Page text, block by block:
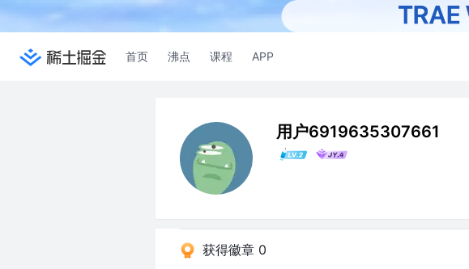
首页 沸点 课程 APP
用户6919635307661
获得徽章 0